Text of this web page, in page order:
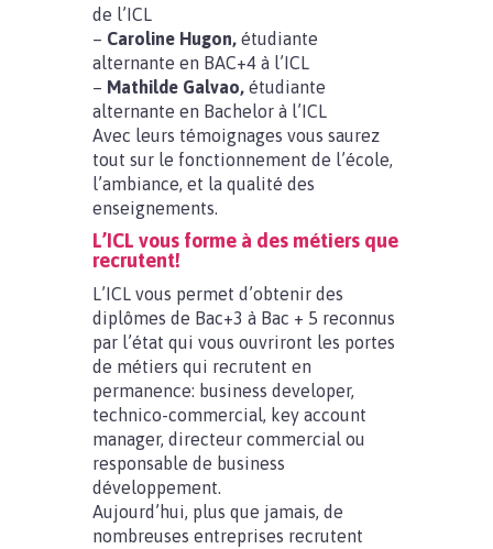
de l’ICL
– Caroline Hugon, étudiante
alternante en BAC+4 à l’ICL
– Mathilde Galvao, étudiante
alternante en Bachelor à l’ICL
Avec leurs témoignages vous saurez
tout sur le fonctionnement de l’école,
l’ambiance, et la qualité des
enseignements.
L’ICL vous forme à des métiers que
recrutent!
L’ICL vous permet d’obtenir des
diplômes de Bac+3 à Bac + 5 reconnus
par l’état qui vous ouvriront les portes
de métiers qui recrutent en
permanence: business developer,
technico-commercial, key account
manager, directeur commercial ou
responsable de business
développement.
Aujourd’hui, plus que jamais, de
nombreuses entreprises recrutent